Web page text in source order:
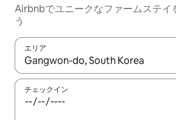
Airbnbでユニークなファームステイ
う
エリア
検索結果が表示されたら、上下の矢印
チェックイン